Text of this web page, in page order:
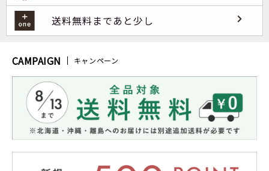
送料無料まであと少し
CAMPAIGN キャンペーン